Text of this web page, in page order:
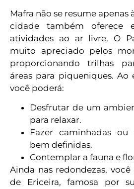
Mafra não se resume apenas
cidade também oferece
atividades ao ar livre. O
muito apreciado pelos
proporcionando trilhas
áreas para piqueniques. Ao
você poderá:
Desfrutar de um
para relaxar.
Fazer caminhadas
bem definidas.
Contemplar a fauna e
Ainda nas redondezas,
de Ericeira, famosa por